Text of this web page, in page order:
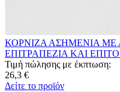
ΚΟΡΝΙΖΑ ΑΣΗΜΕΝΙΑ ΜΕ
ΕΠΙΤΡΑΠΕΖΙΑ ΚΑΙ
Τιμή πώλησης με έκπτωση:
26,3 €
Δείτε το προϊόν